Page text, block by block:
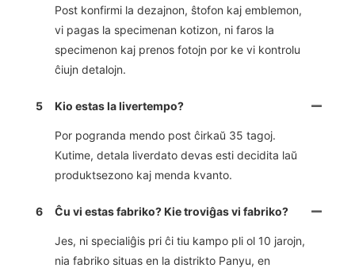
Post konfirmi la dezajnon, ŝtofon kaj emblemon,
vi pagas la specimenan kotizon, ni faros la
specimenon kaj prenos fotojn por ke vi kontrolu
ĉiujn detalojn.
5 Kio estas la livertempo?
Por pogranda mendo post ĉirkaŭ 35 tagoj.
Kutime, detala liverdato devas esti decidita laŭ
produktsezono kaj menda kvanto.
6 Ĉu vi estas fabriko? Kie troviĝas vi fabriko?
Jes, ni specialiĝis pri ĉi tiu kampo pli ol 10 jarojn,
nia fabriko situas en la distrikto Panyu, en